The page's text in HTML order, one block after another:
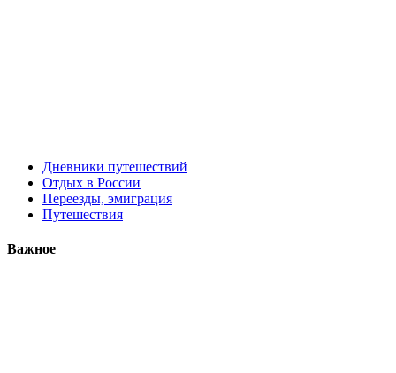
Дневники путешествий
Отдых в России
Переезды, эмиграция
Путешествия
Важное